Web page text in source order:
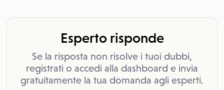
Esperto risponde
Se la risposta non risolve i tuoi dubbi,
registrati o accedi alla dashboard e invia
gratuitamente la tua domanda agli esperti.